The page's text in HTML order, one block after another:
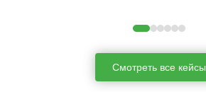
Смотреть все кейсы